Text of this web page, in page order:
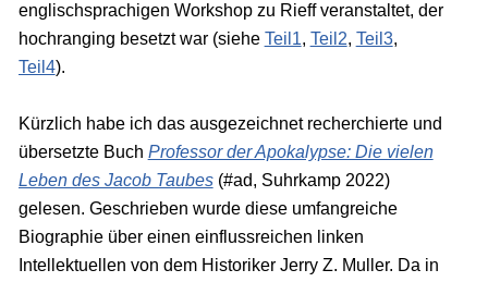
englischsprachigen Workshop zu Rieff veranstaltet, der
hochranging besetzt war (siehe Teil1, Teil2, Teil3,
Teil4).
Kürzlich habe ich das ausgezeichnet recherchierte und
übersetzte Buch Professor der Apokalypse: Die vielen
Leben des Jacob Taubes(#ad, Suhrkamp 2022)
gelesen. Geschrieben wurde diese umfangreiche
Biographie über einen einflussreichen linken
Intellektuellen von dem Historiker Jerry Z. Muller. Da in